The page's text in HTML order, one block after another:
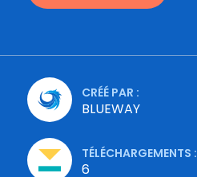
CRÉÉ PAR :
BLUEWAY
TÉLÉCHARGEMENTS :
6